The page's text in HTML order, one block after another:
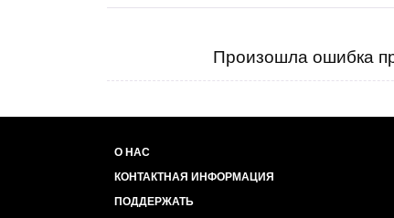
Произошла ошибка
О НАС
КОНТАКТНАЯ ИНФОРМАЦИЯ
ПОДДЕРЖАТЬ